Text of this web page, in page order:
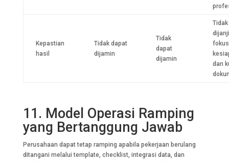
Kepastian
hasil
Tidak dapat
dijamin
Tidak
dapat
dijamin
Tidak
dan
11. Model Operasi Ramping
yang Bertanggung Jawab
Perusahaan dapat tetap ramping apabila pekerjaan berulang
ditangani melalui template, checklist, integrasi data, dan